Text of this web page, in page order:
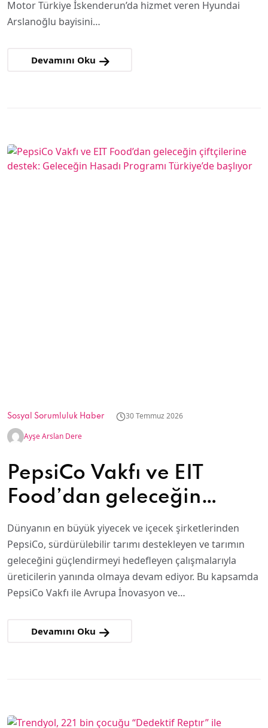
Motor Türkiye İskenderun’da hizmet veren Hyundai
Arslanoğlu bayisini…
Devamını Oku
Sosyal Sorumluluk Haber
30 Temmuz 2026
Ayşe Arslan Dere
PepsiCo Vakfı ve EIT
Food’dan geleceğin
çiftçilerine destek:
Geleceğin Hasadı
Programı Türkiye’de
başlıyor
Dünyanın en büyük yiyecek ve içecek şirketlerinden
PepsiCo, sürdürülebilir tarımı destekleyen ve tarımın
geleceğini güçlendirmeyi hedefleyen çalışmalarıyla
üreticilerin yanında olmaya devam ediyor. Bu kapsamda
PepsiCo Vakfı ile Avrupa İnovasyon ve…
Devamını Oku